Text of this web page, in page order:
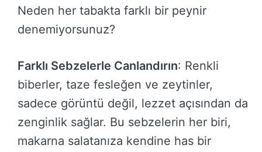
Neden her tabakta farklı bir peynir
denemiyorsunuz?
Farklı Sebzelerle Canlandırın: Renkli
biberler, taze fesleğen ve zeytinler,
sadece görüntü değil, lezzet açısından da
zenginlik sağlar. Bu sebzelerin her biri,
makarna salatanıza kendine has bir